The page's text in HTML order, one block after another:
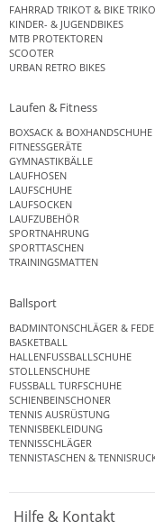
FAHRRAD TRIKOT & BIKE
KINDER- & JUGENDBIKES
MTB PROTEKTOREN
SCOOTER
URBAN RETRO BIKES
Laufen & Fitness
BOXSACK & BOXHANDSCHUHE
FITNESSGERÄTE
GYMNASTIKBÄLLE
LAUFHOSEN
LAUFSCHUHE
LAUFSOCKEN
LAUFZUBEHÖR
SPORTNAHRUNG
SPORTTASCHEN
TRAININGSMATTEN
Ballsport
BADMINTONSCHLÄGER &
BASKETBALL
HALLENFUSSBALLSCHUHE
STOLLENSCHUHE
FUSSBALL TURFSCHUHE
SCHIENBEINSCHONER
TENNIS AUSRÜSTUNG
TENNISBEKLEIDUNG
TENNISSCHLÄGER
TENNISTASCHEN &
Hilfe & Kontakt